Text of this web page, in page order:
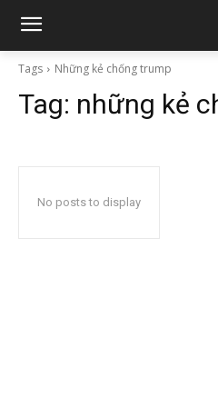
Tags Những kẻ chống trump
Tag: những kẻ
No posts to display